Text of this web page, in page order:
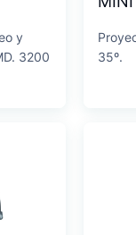
y
3200
35º.